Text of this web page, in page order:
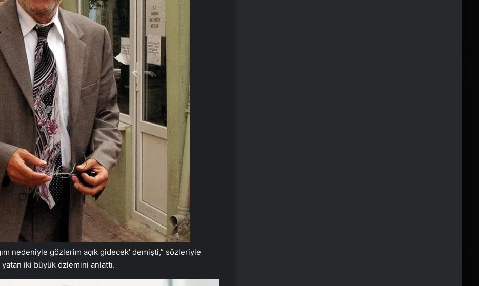
nedeniyle gözlerim açık gidecek’ demişti,” sözleriyle
iki büyük özlemini anlattı.